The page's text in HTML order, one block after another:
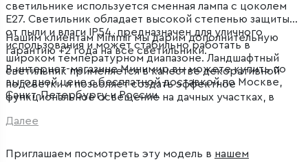
светильнике используется сменная лампа с цоколем
E27. Светильник обладает высокой степенью защиты
от пыли и влаги IP54, предназначен для уличного
использования и может стабильно работать в
широком температурном диапазоне. Ландшафтный
светильник применяется в качестве декоративной
подсветки и позволяет создать эффектное
функциональное освещение на дачных участках, в
Нашим клиентам Minimir мы дарим дополнительную
гарантию +2 года на все светильники.
В интернет-магазине Минимир вы можете купить по
выгодной цене с бесплатной доставкой по Москве,
Санкт-Петербургу и России.
Далее
Приглашаем посмотреть эту модель в нашем